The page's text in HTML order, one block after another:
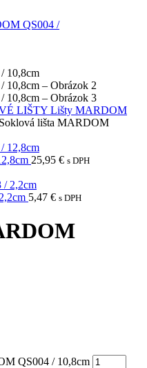
LIŠTY Lišty MARDOM
Soklová lišta MARDOM
25,95 € s DPH
5,47 € s DPH
QS004 / 10,8cm